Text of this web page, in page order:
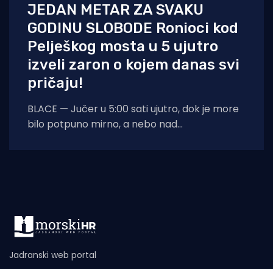
JEDAN METAR ZA SVAKU
GODINU SLOBODE Ronioci kod
Pelješkog mosta u 5 ujutro
izveli zaron o kojem danas svi
pričaju!
BLACE — Jučer u 5:00 sati ujutro, dok je more
bilo potpuno mirno, a nebo nad
Jadranski web portal